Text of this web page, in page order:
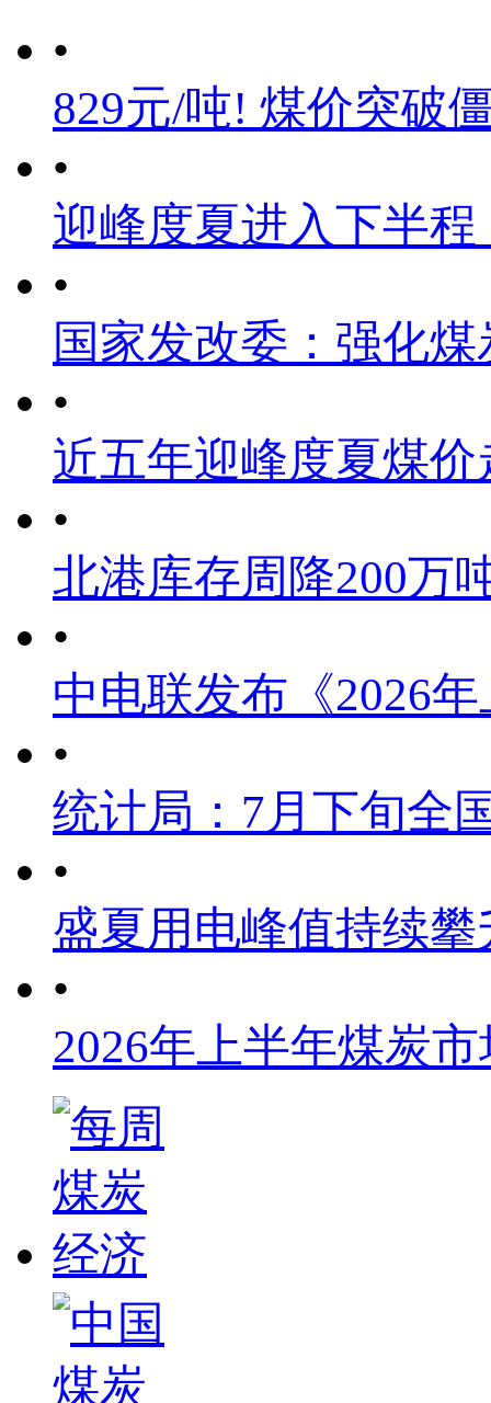
•
829元/吨! 煤价突破
•
迎峰度夏进入下半
•
国家发改委：强化
•
近五年迎峰度夏煤价
•
北港库存周降200万
•
中电联发布《2026
•
统计局：7月下旬全
•
盛夏用电峰值持续
•
2026年上半年煤炭